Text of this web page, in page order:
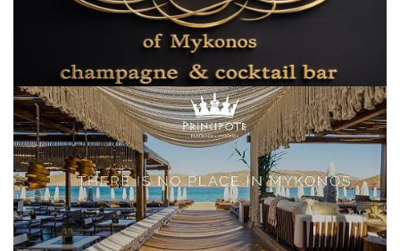
Elections 2023
Γλώσσα
Ελληνικά English